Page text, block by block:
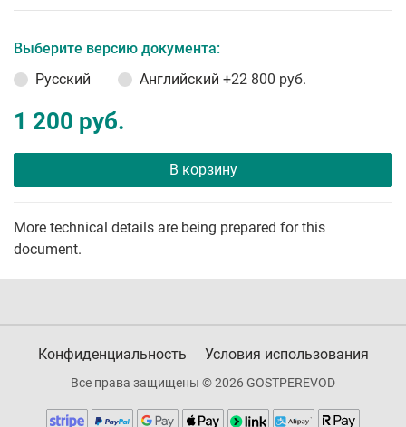
Выберите версию документа:
Русский
Английский +22 800 руб.
1 200 руб.
В корзину
More technical details are being prepared for this
document.
Конфиденциальность Условия использования
Все права защищены © 2026 GOSTPEREVOD